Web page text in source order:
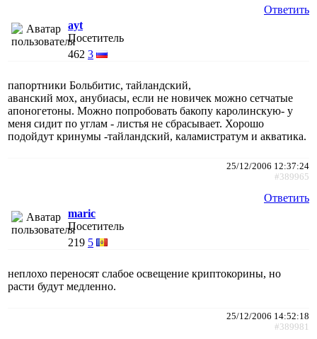
Ответить
ayt
Посетитель
462 3
папортники Больбитис, тайландский,
аванский мох, анубиасы, если не новичек можно сетчатые
апоногетоны. Можно попробовать бакопу каролинскую- у
меня сидит по углам - листья не сбрасывает. Хорошо
подойдут кринумы -тайландский, каламистратум и акватика.
25/12/2006 12:37:24
#389965
Ответить
maric
Посетитель
219 5
неплохо переносят слабое освещение криптокорины, но
расти будут медленно.
25/12/2006 14:52:18
#389981